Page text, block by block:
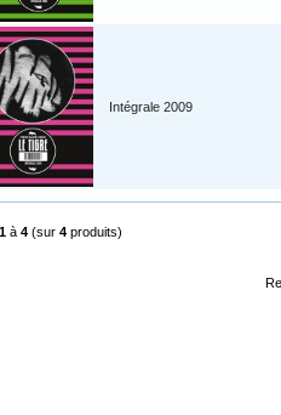
Intégrale 2009
1 à 4 (sur 4 produits)